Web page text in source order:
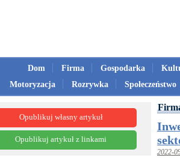
Dom Firma Gospodarka
Motoryzacja
Rozrywka Społeczeństwo
2022-
Opublikuj własny artykuł
Opublikuj artykuł z linkami